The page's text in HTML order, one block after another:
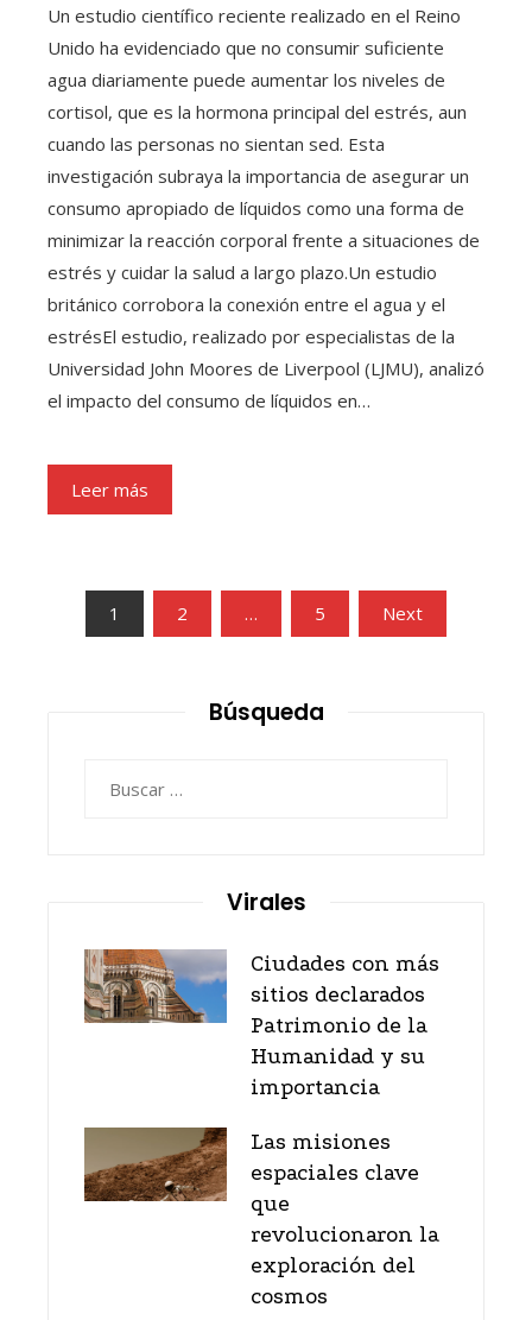
Un estudio científico reciente realizado en el Reino
Unido ha evidenciado que no consumir suficiente
agua diariamente puede aumentar los niveles de
cortisol, que es la hormona principal del estrés, aun
cuando las personas no sientan sed. Esta
investigación subraya la importancia de asegurar un
consumo apropiado de líquidos como una forma de
minimizar la reacción corporal frente a situaciones de
estrés y cuidar la salud a largo plazo.Un estudio
británico corrobora la conexión entre el agua y el
estrésEl estudio, realizado por especialistas de la
Universidad John Moores de Liverpool (LJMU), analizó
el impacto del consumo de líquidos en…
Leer más
Paginación
entradas
1 2 … 5 Next
Búsqueda
Virales
Ciudades con más
sitios declarados
Patrimonio de la
Humanidad y su
importancia
Las misiones
espaciales clave
que
revolucionaron la
exploración del
cosmos